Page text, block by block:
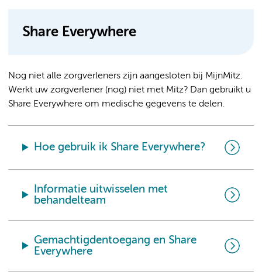
Share Everywhere
Nog niet alle zorgverleners zijn aangesloten bij MijnMitz.
Werkt uw zorgverlener (nog) niet met Mitz? Dan gebruikt u
Share Everywhere om medische gegevens te delen.
Hoe gebruik ik Share Everywhere?
Informatie uitwisselen met
behandelteam
Gemachtigdentoegang en Share
Everywhere